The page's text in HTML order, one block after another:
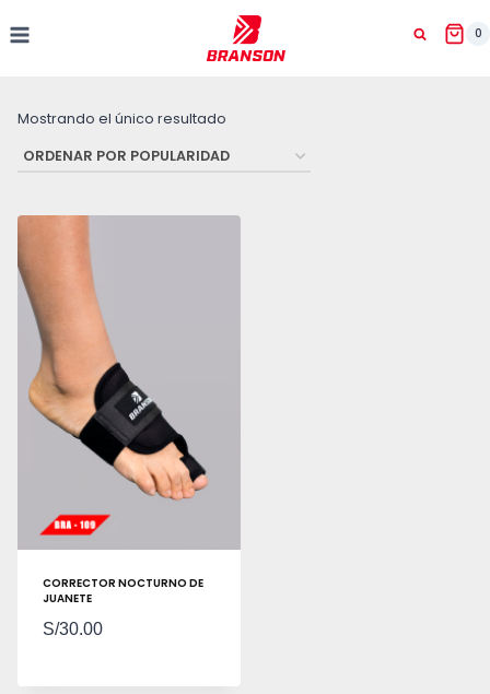
al
0
Mostrando el único resultado
CORRECTOR NOCTURNO DE
JUANETE
S/30.00